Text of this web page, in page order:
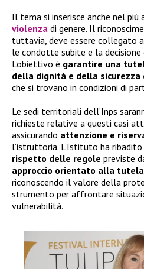
Il tema si inserisce anche nel
violenza di genere. Il
tuttavia, deve essere collegato
le condotte subite e la decisione
L’obiettivo è garantire una
della dignità e della
che si trovano in condizioni di
Le sedi territoriali dell’Inps
richieste relative a questi casi
assicurando attenzione e
l’istruttoria. L’Istituto ha ribadito
rispetto delle regole previste
approccio orientato alla
riconoscendo il valore della
strumento per affrontare
vulnerabilità.